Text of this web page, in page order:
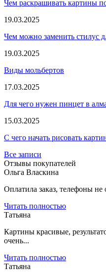
Чем раскрашивать картины
19.03.2025
Чем можно заменить стилус
19.03.2025
Виды мольбертов
17.03.2025
Для чего нужен пинцет в
15.03.2025
С чего начать рисовать
Все записи
Отзывы покупателей
Ольга Власкина
Оплатила заказ, телефоны не
Читать полностью
Татьяна
Картины красивые,
очень...
Читать полностью
Татьяна